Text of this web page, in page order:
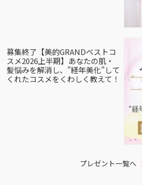
募集終了【美的GRANDベストコ
スメ2026上半期】あなたの肌・
髪悩みを解消し、”経年美化”して
くれたコスメをくわしく教えて！
プレゼント一覧へ